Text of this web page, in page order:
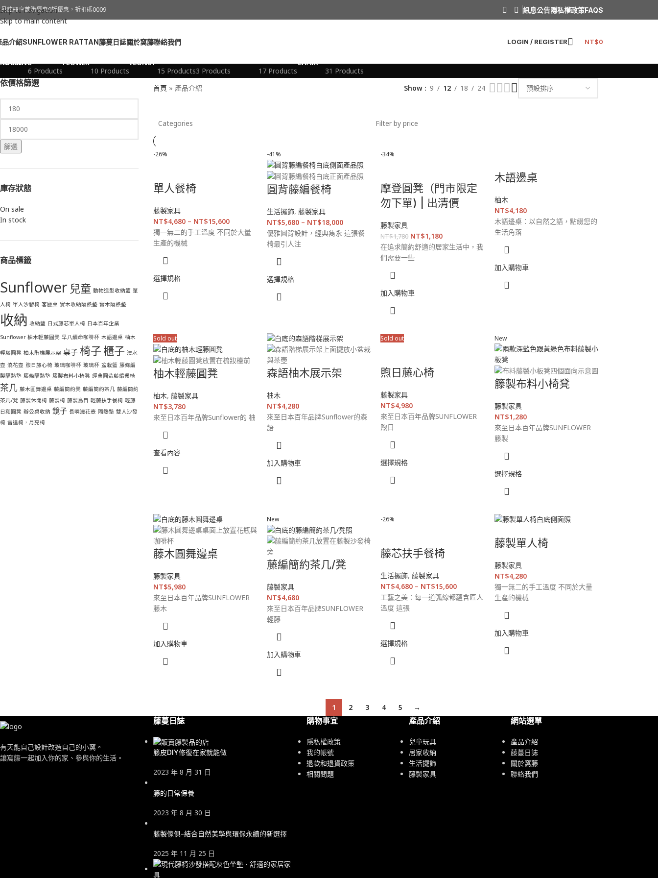
Skip to navigation
Skip to main content
註冊享首購優惠9折優惠，折扣碼0009 訊息公告隱私權政策FAQS
品介紹SUNFLOWER RATTAN藤蔓日誌關於窩藤聯絡我們 LOGIN / REGISTER NT$0
產品介紹
6 Products
10 Products
15 Products3 Products
17 Products
31 Products
依價格篩選
篩選
庫存狀態
On sale
In stock
商品標籤
Sunflower 兒童 動物造型收納籃 單
人椅 單人沙發椅 客廳桌 實木收納隔熱墊 實木隔熱墊
收納 收納籃 日式藤芯單人椅 日本百年企業
Sunflower 柚木輕藤圓凳 早八續命咖啡杯 木語邊桌 柚木
輕藤圓凳 柚木階梯展示架 桌子 椅子櫃子 澆水
壺 澆花壺 煦日藤心椅 玻璃咖啡杯 玻璃杯 盆栽籃 籐條編
製隔熱墊 籐條隔熱墊 籐製布料小椅凳 經典圓背藤編餐椅
茶几 藤木圓舞邊桌 藤編簡約凳 藤編簡約茶几 藤編簡約
茶几/凳 藤製休閒椅 藤製椅 藤製鳥目 輕藤扶手餐椅 輕藤
日和圓凳 辦公桌收納 鏡子 長嘴澆花壺 隔熱墊 雙人沙發
椅 雷達椅，月亮椅
首頁 » 產品介紹 Show 9 12 18 24
Categories Filter by price
-26%
單人餐椅
藤製家具
NT$4,680 – NT$15,600
獨一無二的手工溫度 不同於大量
生產的機械
選擇規格
-41%
圓背藤編餐椅
生活擺飾,藤製家具
NT$5,680 – NT$18,000
優雅圓背設計，經典雋永 這張餐
椅最引人注
選擇規格
-34%
摩登圓凳（門市限定
勿下單) | 出清價
藤製家具
NT$1,780 NT$1,180
在追求簡約舒適的居家生活中，我
們需要一些
加入購物車
木語邊桌
柚木
NT$4,180
木語邊桌：以自然之語，點綴您的
生活角落
加入購物車
Sold out
柚木輕藤圓凳
柚木, 藤製家具
NT$3,780
來至日本百年品牌Sunflower的 柚
查看內容
森語柚木展示架
柚木
NT$4,280
來至日本百年品牌Sunflower的森
語
加入購物車
Sold out
煦日藤心椅
藤製家具
NT$4,980
來至日本百年品牌SUNFLOWER
煦日
選擇規格
New
籐製布料小椅凳
藤製家具
NT$1,280
來至日本百年品牌SUNFLOWER
籐製
選擇規格
藤木圓舞邊桌
藤製家具
NT$5,980
來至日本百年品牌SUNFLOWER
藤木
加入購物車
New
藤編簡約茶几/凳
藤製家具
NT$4,680
來至日本百年品牌SUNFLOWER
輕藤
加入購物車
-26%
藤芯扶手餐椅
生活擺飾,藤製家具
NT$4,680 – NT$15,600
工藝之美：每一道弧線都蘊含匠人
溫度 這張
選擇規格
藤製單人椅
藤製家具
NT$4,280
獨一無二的手工溫度 不同於大量
生產的機械
加入購物車
1 2 3 4 5 →
有天能自己設計改造自己的小窩。
讓窩籐一起加入你的家、參與你的生活。
藤蔓日誌
籐皮DIY修復在家就能做
2023 年 8 月 31 日
籐的日常保養
2023 年 8 月 30 日
藤製傢俱-結合自然美學與環保永續的新選擇
2025 年 11 月 25 日
購物事宜
隱私權政策
我的帳號
退款和退貨政策
相關問題
產品介紹
兒童玩具
居家收納
生活擺飾
藤製家具
網站選單
產品介紹
藤蔓日誌
關於窩藤
聯絡我們